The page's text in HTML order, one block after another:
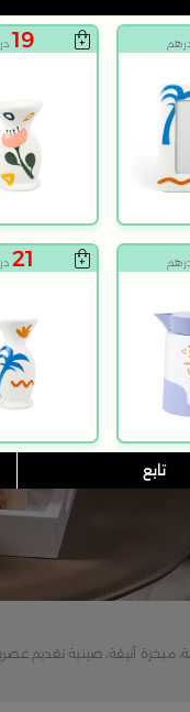
بفن الضيافة مع طقم القهوة من مجموعة فيولا ترمس يحفظ
19
21
تابع